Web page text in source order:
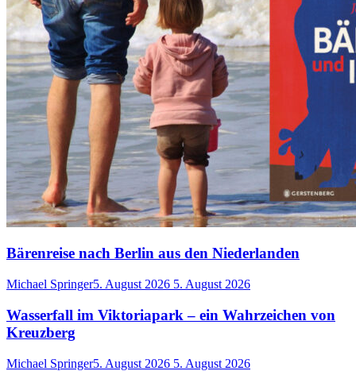
Bärenreise nach Berlin aus den Niederlanden
Michael Springer5. August 2026 5. August 2026
Wasserfall im Viktoriapark – ein Wahrzeichen von
Kreuzberg
Michael Springer5. August 2026 5. August 2026